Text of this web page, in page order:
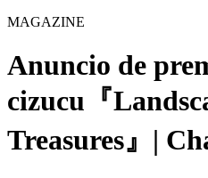
MAGAZINE
Anuncio de
cizucu『
Treasures』|